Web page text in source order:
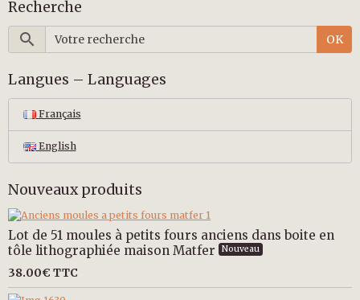
Recherche
OK
Langues – Languages
Français
English
Nouveaux produits
Lot de 51 moules à petits fours anciens dans boite en
tôle lithographiée maison Matfer
Nouveau
38.00€ TTC